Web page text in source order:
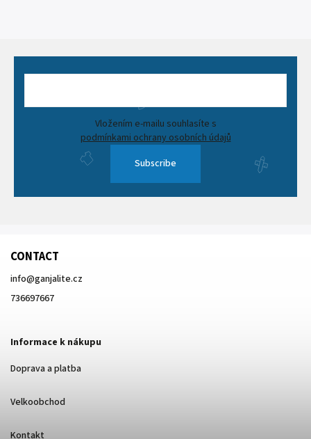
podmínkami ochrany osobních údajů
Subscribe
CONTACT
info@ganjalite.cz
736697667
Informace k nákupu
Doprava a platba
Velkoobchod
Kontakt